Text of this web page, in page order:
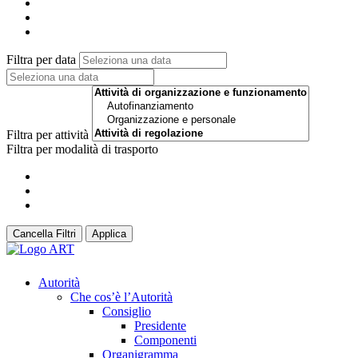
Filtra per data
Filtra per attività
Filtra per modalità di trasporto
Cancella Filtri Applica
Autorità
Che cos’è l’Autorità
Consiglio
Presidente
Componenti
Organigramma